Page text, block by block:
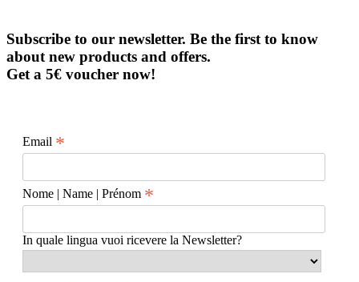
Subscribe to our newsletter. Be the first to know
about new products and offers.
Get a 5€ voucher now!
Email *
Nome | Name | Prénom *
In quale lingua vuoi ricevere la Newsletter?